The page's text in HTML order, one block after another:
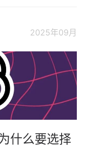
2025年09月
什么要选择